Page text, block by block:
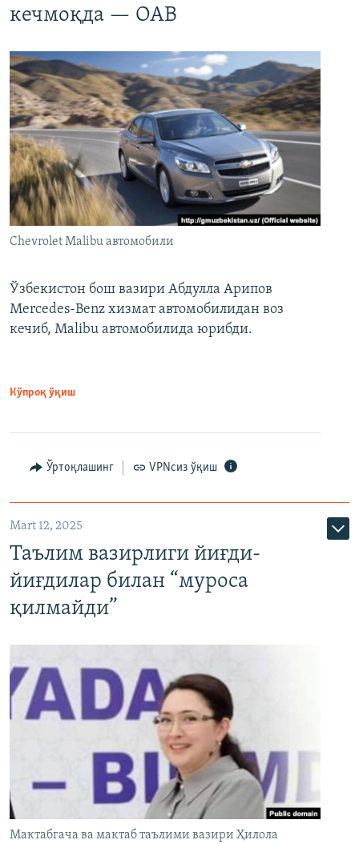
кечмоқда — ОАВ
Chevrolet Malibu автомобили
Ўзбекистон бош вазири Абдулла Арипов
Mercedes-Benz хизмат автомобилидан воз
кечиб, Malibu автомобилида юрибди.
Кўпроқ ўқиш
Ўртоқлашинг VPNсиз ўқиш
Mart 12, 2025
Таълим вазирлиги йиғди-
йиғдилар билан “муроса
қилмайди”
Мактабгача ва мактаб таълими вазири Ҳилола